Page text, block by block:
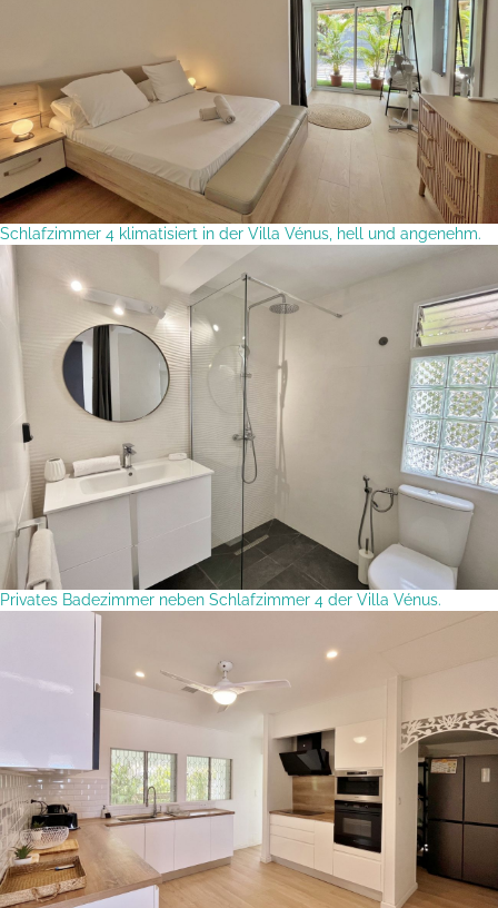
Schlafzimmer 4 klimatisiert in der Villa Vénus, hell und angenehm.
Privates Badezimmer neben Schlafzimmer 4 der Villa Vénus.